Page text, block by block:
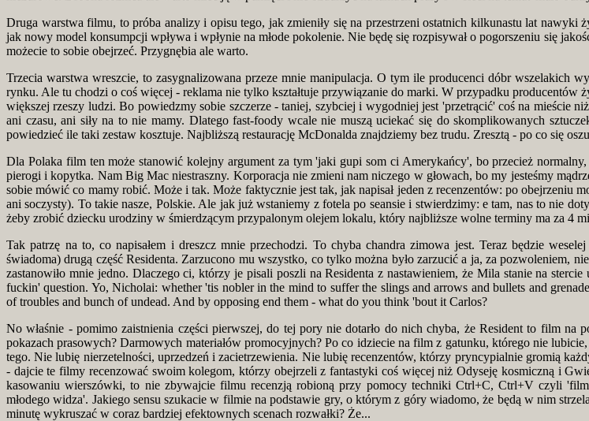
Druga warstwa filmu, to próba analizy i opisu tego, jak zmieniły się na przestrzeni ostatnich kilkunastu lat
jak nowy model konsumpcji wpływa i wpłynie na młode pokolenie. Nie będę się rozpisywał o pogorszeniu się
możecie to sobie obejrzeć. Przygnębia ale warto.
Trzecia warstwa wreszcie, to zasygnalizowana przeze mnie manipulacja. O tym ile producenci dóbr wszelakich
rynku. Ale tu chodzi o coś więcej - reklama nie tylko kształtuje przywiązanie do marki. W przypadku
większej rzeszy ludzi. Bo powiedzmy sobie szczerze - taniej, szybciej i wygodniej jest 'przetrącić' coś na mieście
ani czasu, ani siły na to nie mamy. Dlatego fast-foody wcale nie muszą uciekać się do skomplikowanych
powiedzieć ile taki zestaw kosztuje. Najbliższą restaurację McDonalda znajdziemy bez trudu. Zresztą - po co się
Dla Polaka film ten może stanowić kolejny argument za tym 'jaki gupi som ci Amerykańcy', bo przecież
pierogi i kopytka. Nam Big Mac niestraszny. Korporacja nie zmieni nam niczego w głowach, bo my jesteśmy
sobie mówić co mamy robić. Może i tak. Może faktycznie jest tak, jak napisał jeden z recenzentów: po obejrzeniu
ani soczysty). To takie nasze, Polskie. Ale jak już wstaniemy z fotela po seansie i stwierdzimy: e tam, nas to nie
żeby zrobić dziecku urodziny w śmierdzącym przypalonym olejem lokalu, który najbliższe wolne terminy ma za 4
Tak patrzę na to, co napisałem i dreszcz mnie przechodzi. To chyba chandra zimowa jest. Teraz będzie
świadoma) drugą część Residenta. Zarzucono mu wszystko, co tylko można było zarzucić a ja, za pozwoleniem,
zastanowiło mnie jedno. Dlaczego ci, którzy je pisali poszli na Residenta z nastawieniem, że Mila stanie na
fuckin' question. Yo, Nicholai: whether 'tis nobler in the mind to suffer the slings and arrows and bullets and
of troubles and bunch of undead. And by opposing end them - what do you think 'bout it Carlos?
No właśnie - pomimo zaistnienia części pierwszej, do tej pory nie dotarło do nich chyba, że Resident to film
pokazach prasowych? Darmowych materiałów promocyjnych? Po co idziecie na film z gatunku, którego nie
tego. Nie lubię nierzetelności, uprzedzeń i zacietrzewienia. Nie lubię recenzentów, którzy pryncypialnie gromią
- dajcie te filmy recenzować swoim kolegom, którzy obejrzeli z fantastyki coś więcej niż Odyseję kosmiczną i
kasowaniu wierszówki, to nie zbywajcie filmu recenzją robioną przy pomocy techniki Ctrl+C, Ctrl+V czyli
młodego widza'. Jakiego sensu szukacie w filmie na podstawie gry, o którym z góry wiadomo, że będą w nim
minutę wykruszać w coraz bardziej efektownych scenach rozwałki? Że...